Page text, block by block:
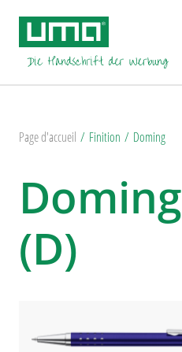
Page d'accueil Finition Doming
Doming
(D)